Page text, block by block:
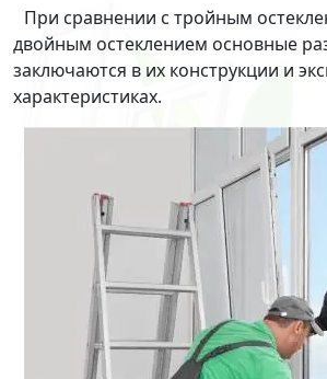
При сравнении с тройным
двойным остеклением основные
заключаются в их конструкции и
характеристиках.